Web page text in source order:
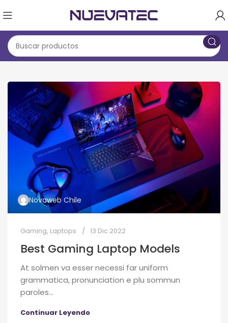
Novaweb Chile
Gaming, Laptops 13 Dic 2022
Best Gaming Laptop Models
At solmen va esser necessi far uniform
grammatica, pronunciation e plu sommun
paroles…
Continuar Leyendo